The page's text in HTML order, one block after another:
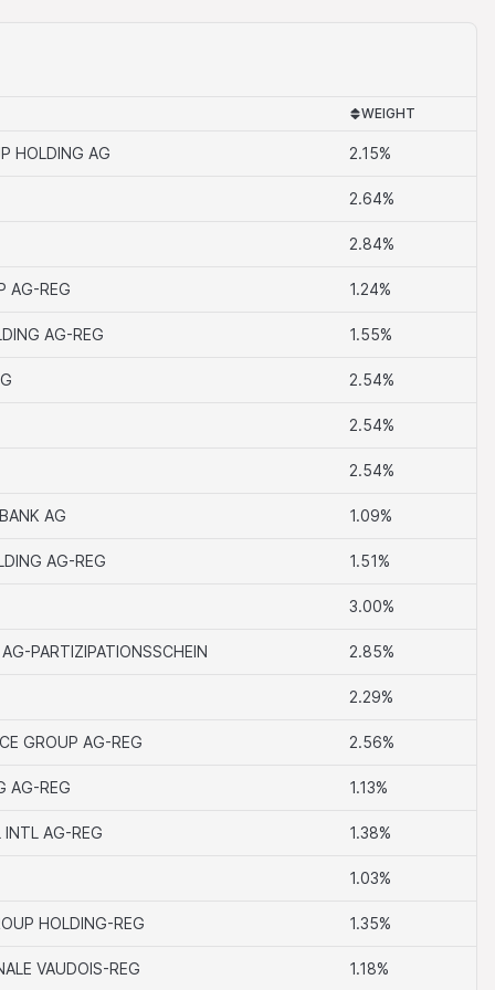
WEIGHT
HOLDING AG 2.15%
2.64%
2.84%
AG-REG 1.24%
AG-REG 1.55%
2.54%
2.54%
2.54%
AG 1.09%
AG-REG 1.51%
3.00%
PARTIZIPATIONSSCHEIN 2.85%
2.29%
GROUP AG-REG 2.56%
AG-REG 1.13%
INTL AG-REG 1.38%
1.03%
HOLDING-REG 1.35%
VAUDOIS-REG 1.18%
Texten,
keine
Material
können
Wertschriften,
Market Maker
sein, und
den Besitz oder
Verkauf oder jede
Gesetzen und
und des
in denen
oder
werden.